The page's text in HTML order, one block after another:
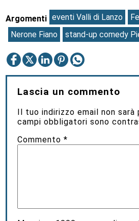
Argomenti eventi Valli di Lanzo
Nerone Fiano
stand-up comedy
Lascia un commento
Il tuo indirizzo email non sarà
campi obbligatori sono
Commento*